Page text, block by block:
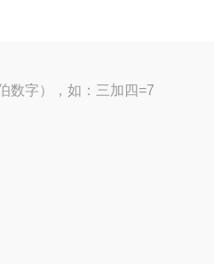
数字），如：三加四=7